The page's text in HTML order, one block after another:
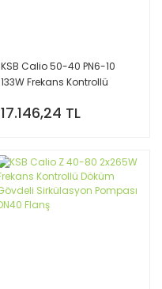
KSB Calio 50-40 PN6-10
133W Frekans Kontrollü
Pompası DN50
17.146,24 TL